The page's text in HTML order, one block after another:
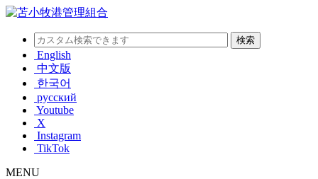
English
中文版
한국어
русский
Youtube
X
Instagram
TikTok
MENU